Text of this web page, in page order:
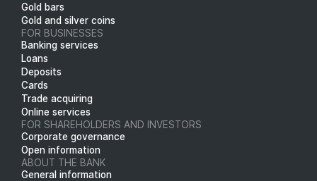
Gold bars
Gold and silver coins
FOR BUSINESSES
Banking services
Loans
Deposits
Cards
Trade acquiring
Online services
FOR SHAREHOLDERS AND INVESTORS
Corporate governance
Open information
ABOUT THE BANK
General information